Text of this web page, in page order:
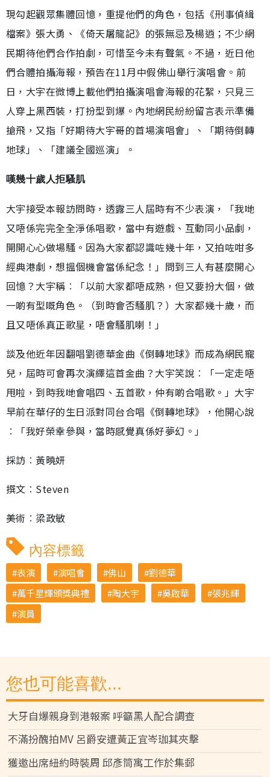
現勾起觀眾集體回憶，重提他們的角色，包括《刑事偵緝
檔案》張大勇、《倚天屠龍記》的張無忌及楊逍；不少網
民期待他們合作拍劇，可惜至今未有聲氣。不過，近日他
們合體拍攝海報，預告在11月中假佛山舉行演唱會。前
日，大宇在微博上載他們拍攝演唱會海報的花絮，只見三
人穿上黑西裝，打扮型到爆。內地網民紛紛留言表示準備
搶飛，又指「好期待大宇哥的首場演唱會」、「期待倒轉
地球」、「建議全國巡演」。
嘆幾十歲人拒騷肌
大宇接受本報訪問時，透露三人屆時有不少表演，「我哋
又唔係完完全全淨係唱歌，當中有遊戲、互動同小品劇，
開開心心做場騷。因為大家都認識咗幾十年，又拍咗咁多
經典港劇，想搵個機會當係紀念！」問到三人有甚麼開心
回憶？大宇稱︰「以前大家都唔成熟，但又要扮大個，做
一啲有型嘅角色。（到時會否騷肌？）大家都幾十歲，而
且又唔係真正歌星，唔會騷肌喇！」
談及他近年因翻唱劉德華金曲《倒轉地球》而成為網民寵
兒，屆時可會再次演繹這首金曲？大宇笑說︰「一定走唔
甩啦，到時我哋會唱四、五首歌，仲有啲合唱歌。」大宇
早前在華仔的生日派對同台合唱《倒轉地球》，他開心說
︰「我好榮幸參與，當時感覺真係好夢幻。」
採訪︰黃曉妍
撰文︰Steven
美術︰梁政敏
內容標籤
表演 演唱會 佛山
劉德華
萬千星輝頒獎典禮
陶大宇 吳啟華
張兆輝
演員
您也可能喜歡...
大牙自爆親身到港報案 呼籲黑人配合調查
不滿扮醜拍MV 呂爵安遭黃正宜岑珈其夾擊
獲邀出席紐約時裝周 邱彥筒寓工作於集郵